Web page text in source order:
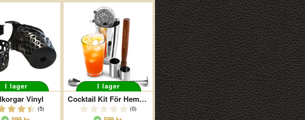
I lager
Vinyl
(5)
I lager
Cocktail Kit För Hemmet
(0)